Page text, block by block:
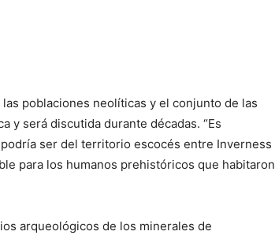
poblaciones neolíticas y el conjunto de las
y será discutida durante décadas. “Es
ser del territorio escocés entre Inverness
para los humanos prehistóricos que habitaron
arqueológicos de los minerales de